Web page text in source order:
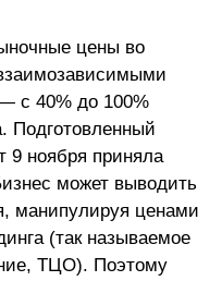
цены во
с 40% до 100%
Подготовленный
9 ноября приняла
может выводить
манипулируя ценами
(так называемое
ТЦО). Поэтому